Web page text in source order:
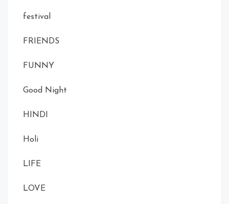
festival
FRIENDS
FUNNY
Good Night
HINDI
Holi
LIFE
LOVE